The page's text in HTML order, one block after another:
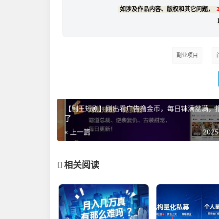
如涉及作品内容、版权和其它问题，
副业项目
【剧王短剧】刚出看广告撸金币，每日钵满盆满，
了
« 上一篇
相关阅读